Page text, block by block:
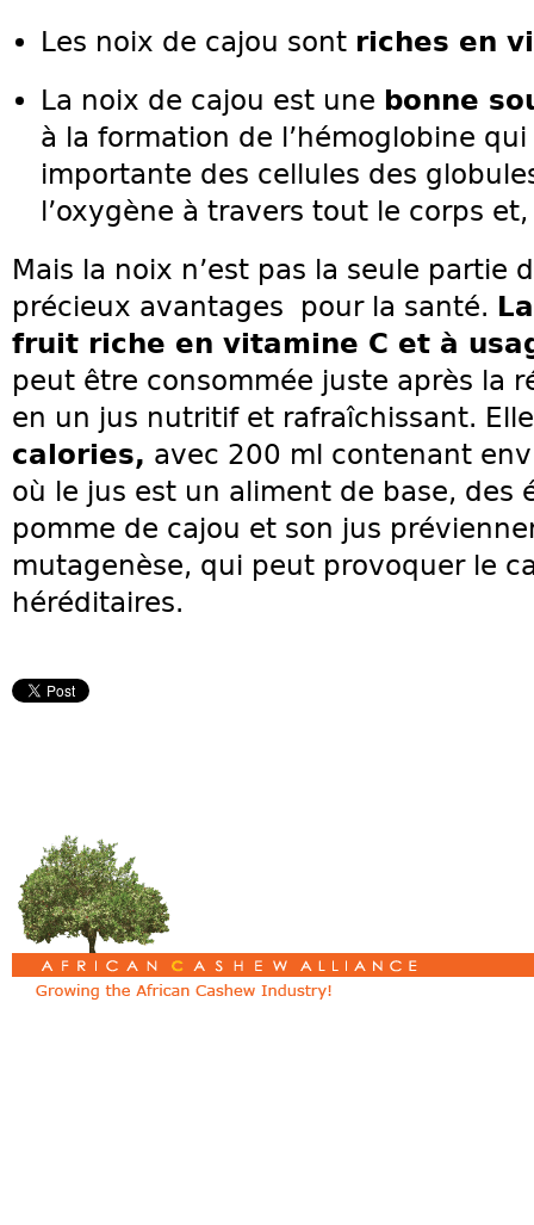
Les noix de cajou sont riches en
La noix de cajou est une bonne
à la formation de l’hémoglobine
importante des cellules des
l’oxygène à travers tout le corps
Mais la noix n’est pas la seule partie
précieux avantages pour la santé.
fruit riche en vitamine C et à
peut être consommée juste après la
en un jus nutritif et rafraîchissant.
calories, avec 200 ml contenant
où le jus est un aliment de base, des
pomme de cajou et son jus
mutagenèse, qui peut provoquer le
héréditaires.